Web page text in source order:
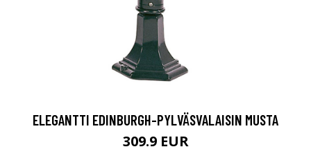
ELEGANTTI EDINBURGH-PYLVÄSVALAISIN MUSTA
309.9 EUR